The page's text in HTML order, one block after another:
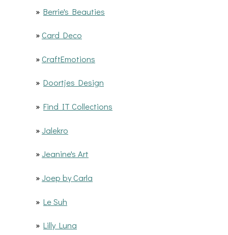
» Berrie's Beauties
»Card Deco
»CraftEmotions
» Doortjes Design
» Find IT Collections
»Jalekro
»Jeanine's Art
»Joep by Carla
» Le Suh
» Lilly Luna